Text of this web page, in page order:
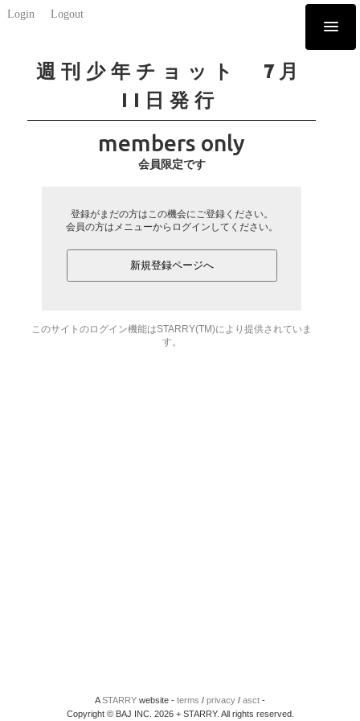
Login Logout
週刊少年チョット 7月
11日発行
members only
会員限定です
登録がまだの方はこの機会にご登録ください。
会員の方はメニューからログインしてください。
新規登録ページへ
このサイトのログイン機能はSTARRY(TM)により提供されていま
す。
ASTARRY website - terms / privacy / asct -
Copyright © BAJ INC. 2026 + STARRY. All rights reserved.